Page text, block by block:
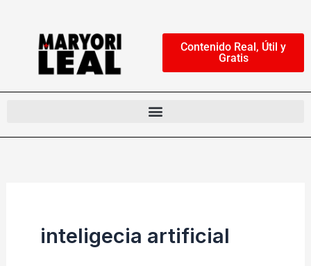
contenido
Contenido Real, Útil y
Gratis
inteligecia artificial